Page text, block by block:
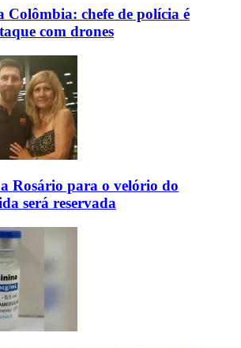
Colômbia: chefe de polícia é
com drones
Rosário para o velório do
será reservada